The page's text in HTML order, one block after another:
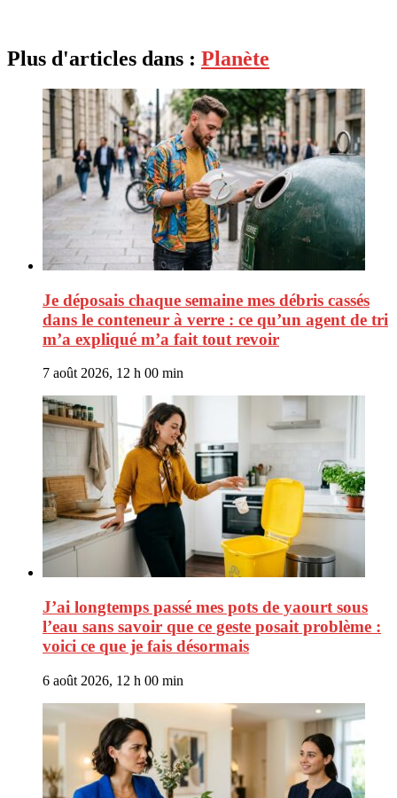
Plus d'articles dans : Planète
Je déposais chaque semaine mes débris cassés
dans le conteneur à verre : ce qu’un agent de tri
m’a expliqué m’a fait tout revoir
7 août 2026, 12 h 00 min
J’ai longtemps passé mes pots de yaourt sous
l’eau sans savoir que ce geste posait problème :
voici ce que je fais désormais
6 août 2026, 12 h 00 min